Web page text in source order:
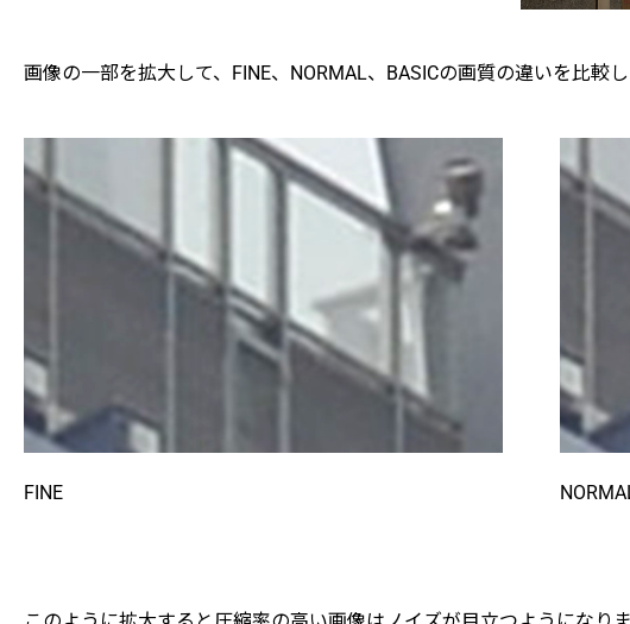
画像の一部を拡大して、FINE、NORMAL、BASICの画質の違いを比較し
FINE